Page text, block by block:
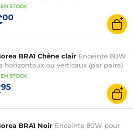
EN STOCK
00
BRA1 Chêne clair Enceinte 80W
horizontaux ou verticaux (par paire)
EN STOCK
95
BRA1 Noir Enceinte 80W pour